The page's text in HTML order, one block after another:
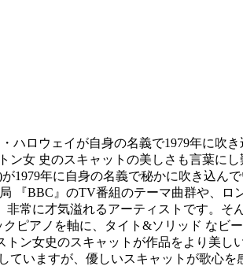
ハロウェイが自身の名義で1979年に吹
女 史のスキャットの美しさも言葉にし
1979年に自身の名義で秘かに吹き込ん
『BBC』のTV番組のテーマ曲群や、
常に才気溢れるアーティストです。
ピアノを軸に、タイト&ソリッド なビ
ン女史のスキャットが作品をより美し
いますが、優しいスキャットが歌心